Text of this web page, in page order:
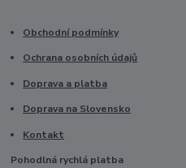
Obchodní podmínky
Ochrana osobních údajů
Doprava a platba
Doprava na Slovensko
Kontakt
Pohodlná rychlá platba